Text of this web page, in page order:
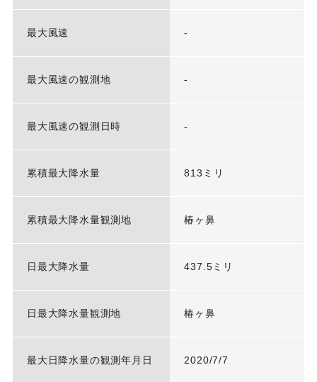
最大風速 -
最大風速の観測地 -
最大風速の観測日時 -
累積最大降水量 813ミリ
累積最大降水量観測地 椿ヶ鼻
日最大降水量 437.5ミリ
日最大降水量観測地 椿ヶ鼻
最大日降水量の観測年月日 2020/7/7